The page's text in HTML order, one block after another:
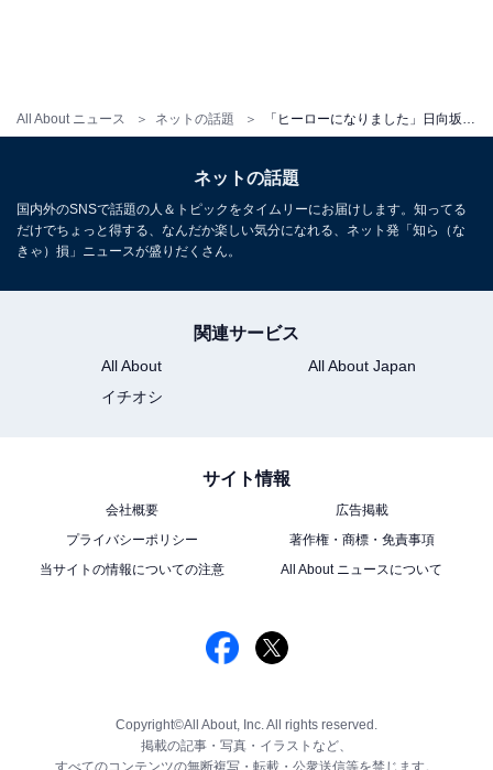
All About ニュース ネットの話題 「ヒーローになりました」日向坂46・齊藤京子、“絶対領域”あらわなヒーロースーツ姿を披露！
ネットの話題
国内外のSNSで話題の人＆トピックをタイムリーにお届けします。知ってる
だけでちょっと得する、なんだか楽しい気分になれる、ネット発「知ら（な
きゃ）損」ニュースが盛りだくさん。
関連サービス
All About
All About Japan
イチオシ
サイト情報
会社概要
広告掲載
プライバシーポリシー
著作権・商標・免責事項
当サイトの情報についての注意
All About ニュースについて
Copyright©All About, Inc. All rights reserved.
掲載の記事・写真・イラストなど、